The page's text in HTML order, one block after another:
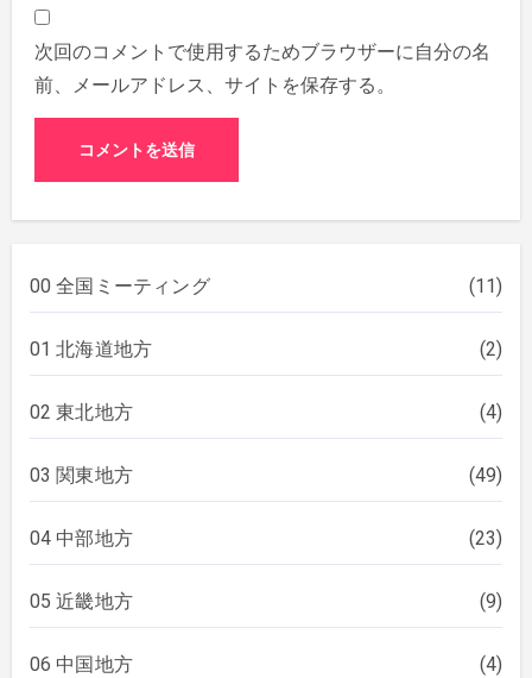
次回のコメントで使用するためブラウザーに自分の名
前、メールアドレス、サイトを保存する。
00 全国ミーティング (11)
01 北海道地方 (2)
02 東北地方 (4)
03 関東地方 (49)
04 中部地方 (23)
05 近畿地方 (9)
06 中国地方 (4)